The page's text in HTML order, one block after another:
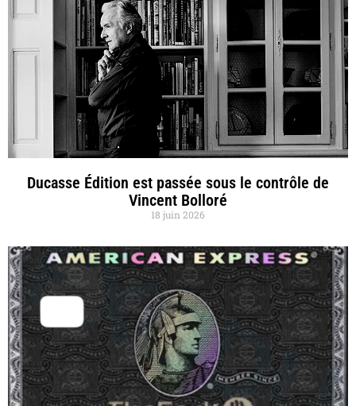
Ducasse Édition est passée sous le contrôle de
Vincent Bolloré
18 juin 2026